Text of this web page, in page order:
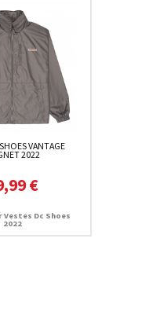
VANTAGE
2022
€
Dc Shoes
2022